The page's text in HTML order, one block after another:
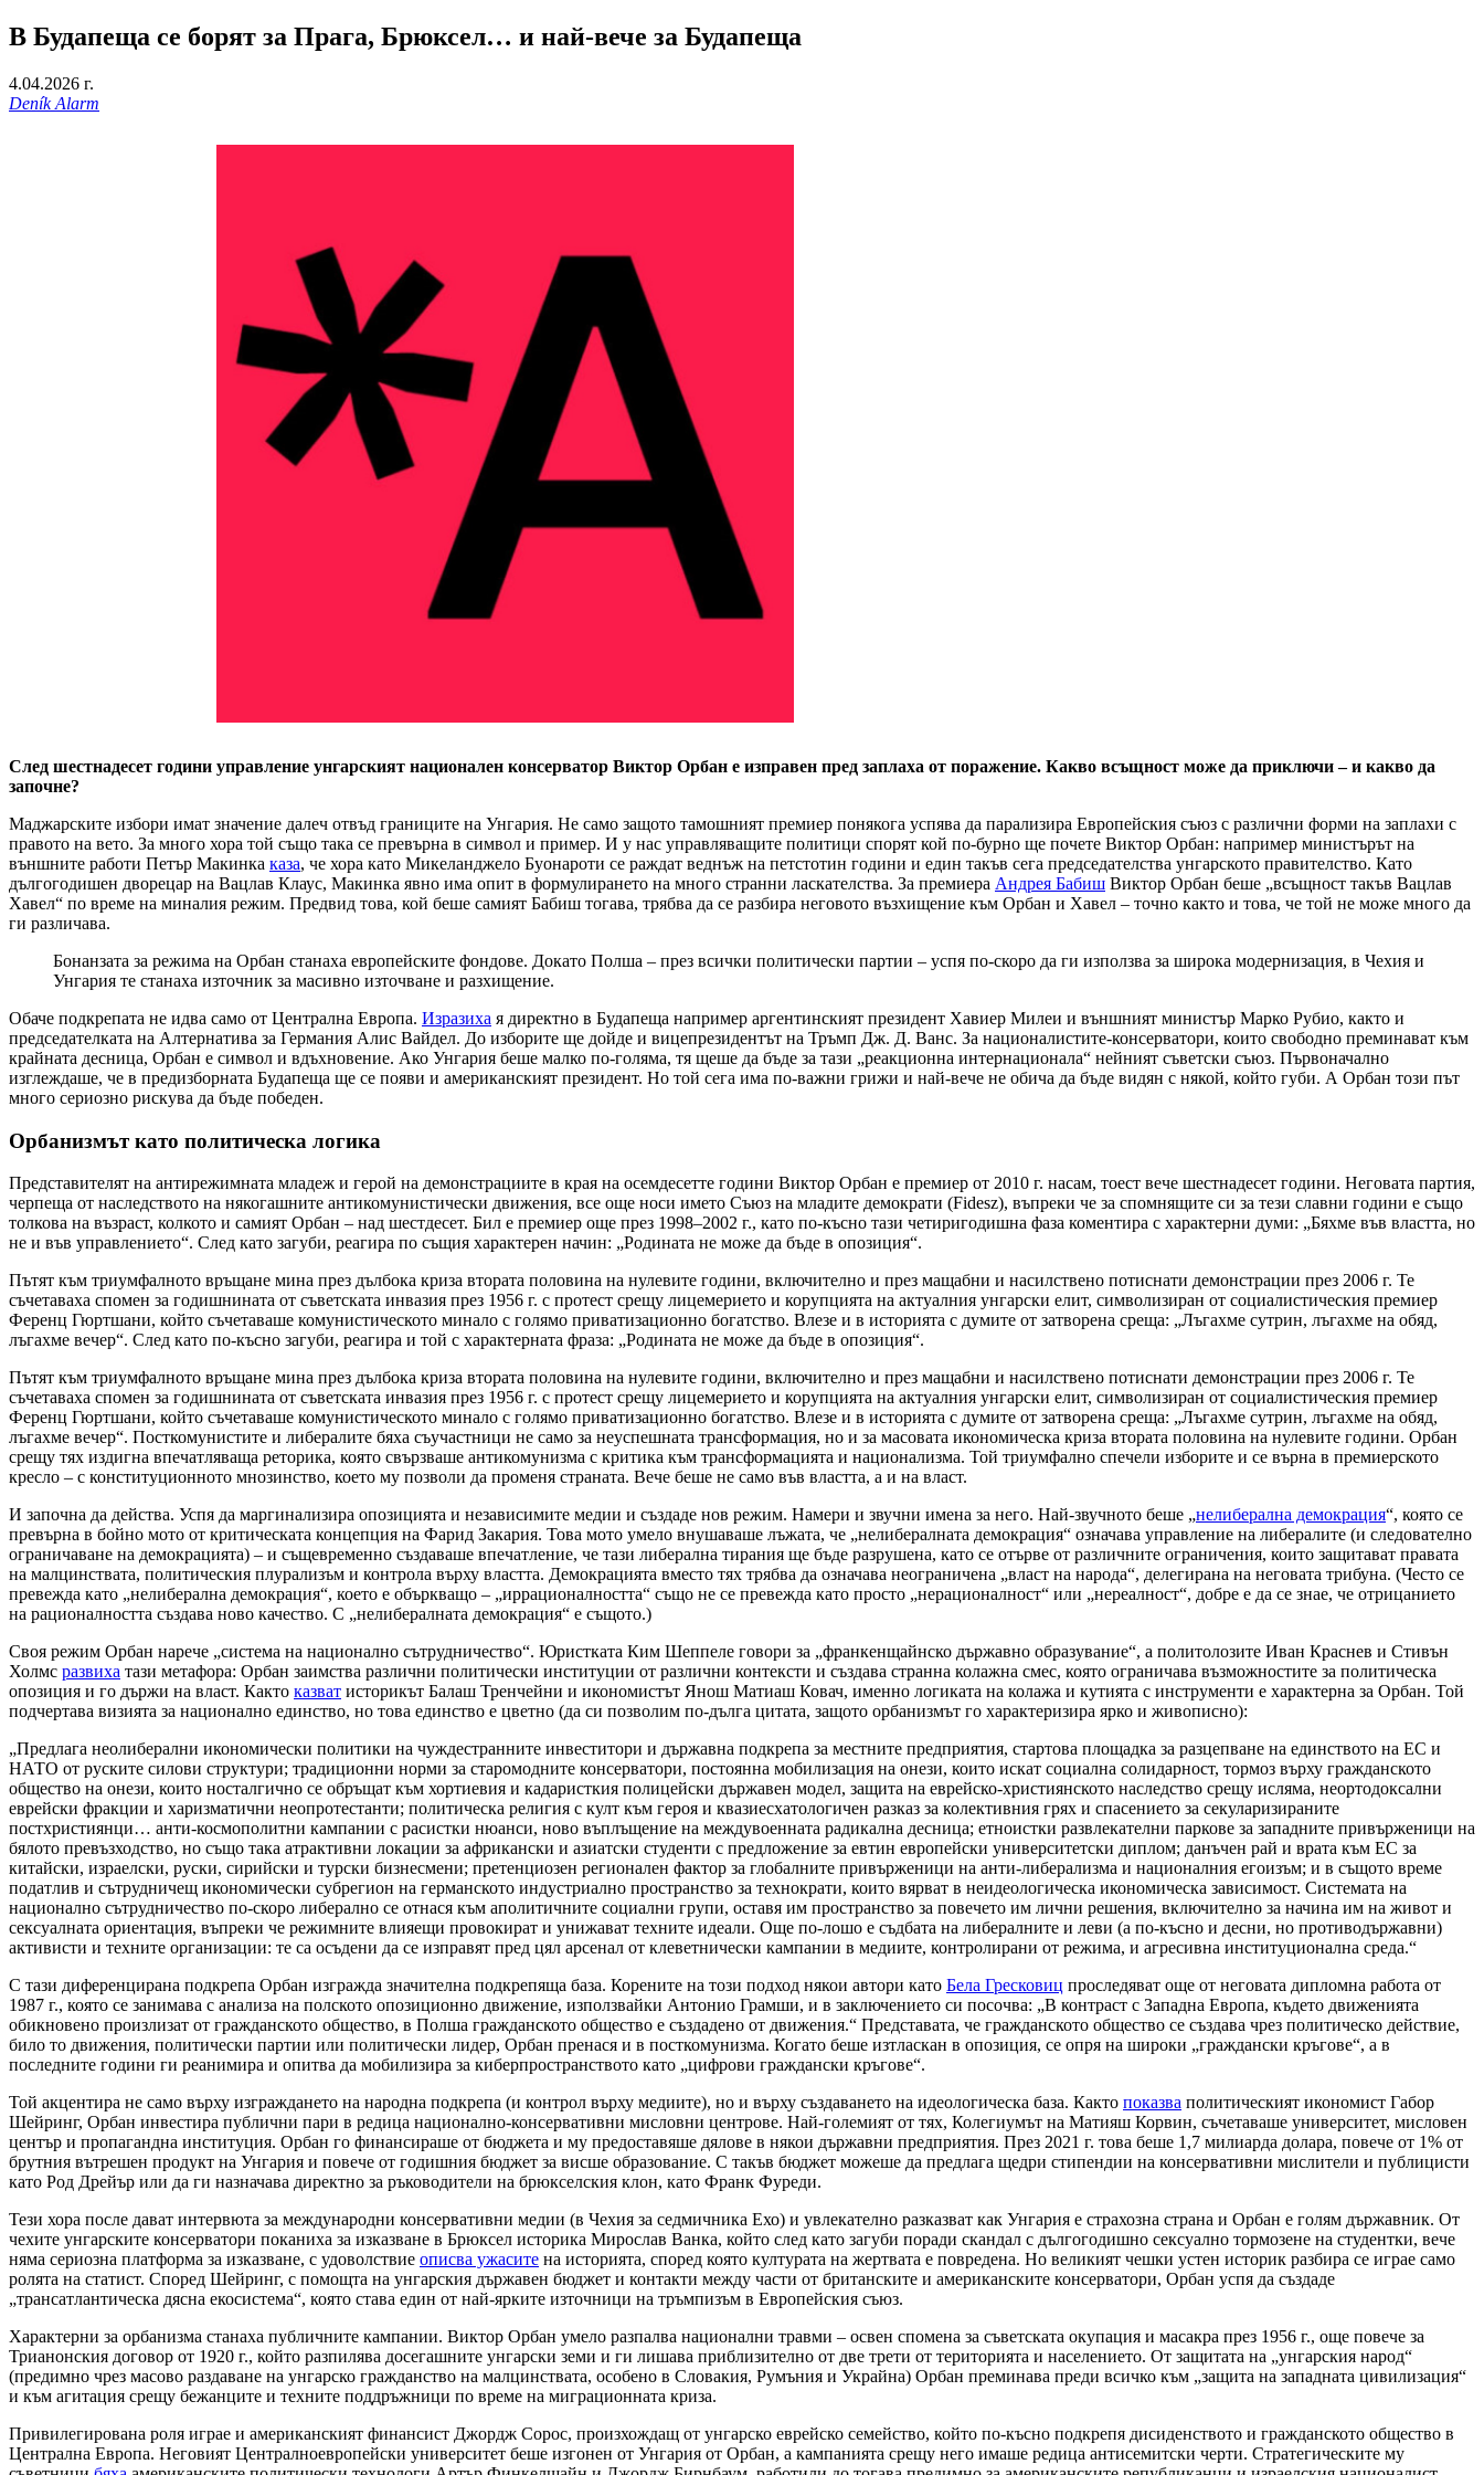
В Будапеща се борят за Прага, Брюксел… и най-вече за Будапеща
4.04.2026 г.
Deník Alarm
След шестнадесет години управление унгарският национален консерватор Виктор Орбан е изправен пред заплаха от поражение. Какво всъщност може да приключи – и какво да
започне?
Маджарските избори имат значение далеч отвъд границите на Унгария. Не само защото тамошният премиер понякога успява да парализира Европейския съюз с различни форми на заплахи с
правото на вето. За много хора той също така се превърна в символ и пример. И у нас управляващите политици спорят кой по-бурно ще почете Виктор Орбан: например министърът на
външните работи Петър Макинка каза, че хора като Микеланджело Буонароти се раждат веднъж на петстотин години и един такъв сега председателства унгарското правителство. Като
дългогодишен дворецар на Вацлав Клаус, Макинка явно има опит в формулирането на много странни ласкателства. За премиера Андрея Бабиш Виктор Орбан беше „всъщност такъв Вацлав
Хавел“ по време на миналия режим. Предвид това, кой беше самият Бабиш тогава, трябва да се разбира неговото възхищение към Орбан и Хавел – точно както и това, че той не може много да
ги различава.
Бонанзата за режима на Орбан станаха европейските фондове. Докато Полша – през всички политически партии – успя по-скоро да ги използва за широка модернизация, в Чехия и
Унгария те станаха източник за масивно източване и разхищение.
Обаче подкрепата не идва само от Централна Европа. Изразиха я директно в Будапеща например аргентинският президент Хавиер Милеи и външният министър Марко Рубио, както и
председателката на Алтернатива за Германия Алис Вайдел. До изборите ще дойде и вицепрезидентът на Тръмп Дж. Д. Ванс. За националистите-консерватори, които свободно преминават към
крайната десница, Орбан е символ и вдъхновение. Ако Унгария беше малко по-голяма, тя щеше да бъде за тази „реакционна интернационала“ нейният съветски съюз. Първоначално
изглеждаше, че в предизборната Будапеща ще се появи и американският президент. Но той сега има по-важни грижи и най-вече не обича да бъде видян с някой, който губи. А Орбан този път
много сериозно рискува да бъде победен.
Орбанизмът като политическа логика
Представителят на антирежимната младеж и герой на демонстрациите в края на осемдесетте години Виктор Орбан е премиер от 2010 г. насам, тоест вече шестнадесет години. Неговата партия,
черпеща от наследството на някогашните антикомунистически движения, все още носи името Съюз на младите демократи (Fidesz), въпреки че за спомнящите си за тези славни години е също
толкова на възраст, колкото и самият Орбан – над шестдесет. Бил е премиер още през 1998–2002 г., като по-късно тази четиригодишна фаза коментира с характерни думи: „Бяхме във властта, но
не и във управлението“. След като загуби, реагира по същия характерен начин: „Родината не може да бъде в опозиция“.
Пътят към триумфалното връщане мина през дълбока криза втората половина на нулевите години, включително и през мащабни и насилствено потиснати демонстрации през 2006 г. Те
съчетаваха спомен за годишнината от съветската инвазия през 1956 г. с протест срещу лицемерието и корупцията на актуалния унгарски елит, символизиран от социалистическия премиер
Ференц Гюртшани, който съчетаваше комунистическото минало с голямо приватизационно богатство. Влезе и в историята с думите от затворена среща: „Лъгахме сутрин, лъгахме на обяд,
лъгахме вечер“. След като по-късно загуби, реагира и той с характерната фраза: „Родината не може да бъде в опозиция“.
Пътят към триумфалното връщане мина през дълбока криза втората половина на нулевите години, включително и през мащабни и насилствено потиснати демонстрации през 2006 г. Те
съчетаваха спомен за годишнината от съветската инвазия през 1956 г. с протест срещу лицемерието и корупцията на актуалния унгарски елит, символизиран от социалистическия премиер
Ференц Гюртшани, който съчетаваше комунистическото минало с голямо приватизационно богатство. Влезе и в историята с думите от затворена среща: „Лъгахме сутрин, лъгахме на обяд,
лъгахме вечер“. Посткомунистите и либералите бяха съучастници не само за неуспешната трансформация, но и за масовата икономическа криза втората половина на нулевите години. Орбан
срещу тях издигна впечатляваща реторика, която свързваше антикомунизма с критика към трансформацията и национализма. Той триумфално спечели изборите и се върна в премиерското
кресло – с конституционното мнозинство, което му позволи да променя страната. Вече беше не само във властта, а и на власт.
И започна да действа. Успя да маргинализира опозицията и независимите медии и създаде нов режим. Намери и звучни имена за него. Най-звучното беше „нелиберална демокрация“, която се
превърна в бойно мото от критическата концепция на Фарид Закария. Това мото умело внушаваше лъжата, че „нелибералната демокрация“ означава управление на либералите (и следователно
ограничаване на демокрацията) – и същевременно създаваше впечатление, че тази либерална тирания ще бъде разрушена, като се отърве от различните ограничения, които защитават правата
на малцинствата, политическия плурализъм и контрола върху властта. Демокрацията вместо тях трябва да означава неограничена „власт на народа“, делегирана на неговата трибуна. (Често се
превежда като „нелиберална демокрация“, което е объркващо – „иррационалността“ също не се превежда като просто „нерационалност“ или „нереалност“, добре е да се знае, че отрицанието
на рационалността създава ново качество. С „нелибералната демокрация“ е същото.)
Своя режим Орбан нарече „система на национално сътрудничество“. Юристката Ким Шеппеле говори за „франкенщайнско държавно образувание“, а политолозите Иван Краснев и Стивън
Холмс развиха тази метафора: Орбан заимства различни политически институции от различни контексти и създава странна колажна смес, която ограничава възможностите за политическа
опозиция и го държи на власт. Както казват историкът Балаш Тренчейни и икономистът Янош Матиаш Ковач, именно логиката на колажа и кутията с инструменти е характерна за Орбан. Той
подчертава визията за национално единство, но това единство е цветно (да си позволим по-дълга цитата, защото орбанизмът го характеризира ярко и живописно):
„Предлага неолиберални икономически политики на чуждестранните инвеститори и държавна подкрепа за местните предприятия, стартова площадка за разцепване на единството на ЕС и
НАТО от руските силови структури; традиционни норми за старомодните консерватори, постоянна мобилизация на онези, които искат социална солидарност, тормоз върху гражданското
общество на онези, които носталгично се обръщат към хортиевия и кадаристкия полицейски държавен модел, защита на еврейско-християнското наследство срещу исляма, неортодоксални
еврейски фракции и харизматични неопротестанти; политическа религия с култ към героя и квазиесхатологичен разказ за колективния грях и спасението за секуларизираните
постхристиянци… анти-космополитни кампании с расистки нюанси, ново въплъщение на междувоенната радикална десница; етноистки развлекателни паркове за западните привърженици на
бялото превъзходство, но също така атрактивни локации за африкански и азиатски студенти с предложение за евтин европейски университетски диплом; данъчен рай и врата към ЕС за
китайски, израелски, руски, сирийски и турски бизнесмени; претенциозен регионален фактор за глобалните привърженици на анти-либерализма и националния егоизъм; и в същото време
податлив и сътрудничещ икономически субрегион на германското индустриално пространство за технократи, които вярват в неидеологическа икономическа зависимост. Системата на
национално сътрудничество по-скоро либерално се отнася към аполитичните социални групи, оставя им пространство за повечето им лични решения, включително за начина им на живот и
сексуалната ориентация, въпреки че режимните влияещи провокират и унижават техните идеали. Още по-лошо е съдбата на либералните и леви (а по-късно и десни, но противодържавни)
активисти и техните организации: те са осъдени да се изправят пред цял арсенал от клеветнически кампании в медиите, контролирани от режима, и агресивна институционална среда.“
С тази диференцирана подкрепа Орбан изгражда значителна подкрепяща база. Корените на този подход някои автори като Бела Гресковиц проследяват още от неговата дипломна работа от
1987 г., която се занимава с анализа на полското опозиционно движение, използвайки Антонио Грамши, и в заключението си посочва: „В контраст с Западна Европа, където движенията
обикновено произлизат от гражданското общество, в Полша гражданското общество е създадено от движения.“ Представата, че гражданското общество се създава чрез политическо действие,
било то движения, политически партии или политически лидер, Орбан пренася и в посткомунизма. Когато беше изтласкан в опозиция, се опря на широки „граждански кръгове“, а в
последните години ги реанимира и опитва да мобилизира за киберпространството като „цифрови граждански кръгове“.
Той акцентира не само върху изграждането на народна подкрепа (и контрол върху медиите), но и върху създаването на идеологическа база. Както показва политическият икономист Габор
Шейринг, Орбан инвестира публични пари в редица национално-консервативни мисловни центрове. Най-големият от тях, Колегиумът на Матияш Корвин, съчетаваше университет, мисловен
център и пропагандна институция. Орбан го финансираше от бюджета и му предоставяше дялове в някои държавни предприятия. През 2021 г. това беше 1,7 милиарда долара, повече от 1% от
брутния вътрешен продукт на Унгария и повече от годишния бюджет за висше образование. С такъв бюджет можеше да предлага щедри стипендии на консервативни мислители и публицисти
като Род Дрейър или да ги назначава директно за ръководители на брюкселския клон, като Франк Фуреди.
Тези хора после дават интервюта за международни консервативни медии (в Чехия за седмичника Ехо) и увлекателно разказват как Унгария е страхозна страна и Орбан е голям държавник. От
чехите унгарските консерватори поканиха за изказване в Брюксел историка Мирослав Ванка, който след като загуби поради скандал с дългогодишно сексуално тормозене на студентки, вече
няма сериозна платформа за изказване, с удоволствие описва ужасите на историята, според която културата на жертвата е повредена. Но великият чешки устен историк разбира се играе само
ролята на статист. Според Шейринг, с помощта на унгарския държавен бюджет и контакти между части от британските и американските консерватори, Орбан успя да създаде
„трансатлантическа дясна екосистема“, която става един от най-ярките източници на тръмпизъм в Европейския съюз.
Характерни за орбанизма станаха публичните кампании. Виктор Орбан умело разпалва национални травми – освен спомена за съветската окупация и масакра през 1956 г., още повече за
Трианонския договор от 1920 г., който разпилява досегашните унгарски земи и ги лишава приблизително от две трети от територията и населението. От защитата на „унгарския народ“
(предимно чрез масово раздаване на унгарско гражданство на малцинствата, особено в Словакия, Румъния и Украйна) Орбан преминава преди всичко към „защита на западната цивилизация“
и към агитация срещу бежанците и техните поддръжници по време на миграционната криза.
Привилегирована роля играе и американският финансист Джордж Сорос, произхождащ от унгарско еврейско семейство, който по-късно подкрепя дисиденството и гражданското общество в
Централна Европа. Неговият Централноевропейски университет беше изгонен от Унгария от Орбан, а кампанията срещу него имаше редица антисемитски черти. Стратегическите му